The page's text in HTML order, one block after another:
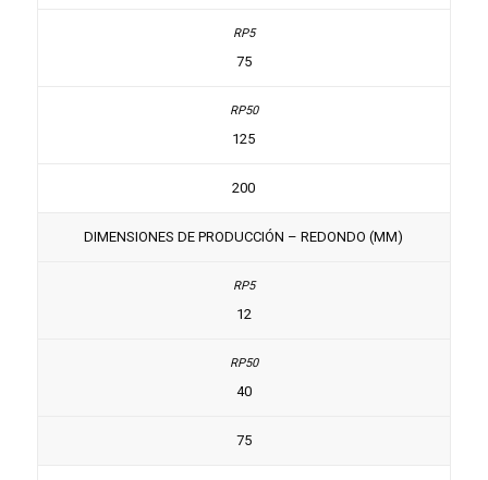
75
125
200
DIMENSIONES DE PRODUCCIÓN – REDONDO (MM)
12
40
75